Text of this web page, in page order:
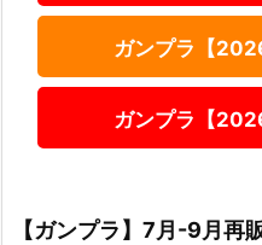
ガンプラ【
ガンプラ【
【ガンプラ】7月-9月再